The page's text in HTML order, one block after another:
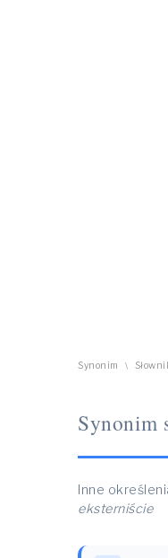
Synonim \
Synonim
Inne
eksterniście